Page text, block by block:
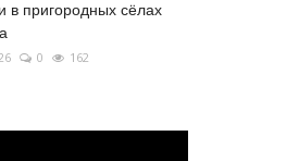
в пригородных сёлах
0 162